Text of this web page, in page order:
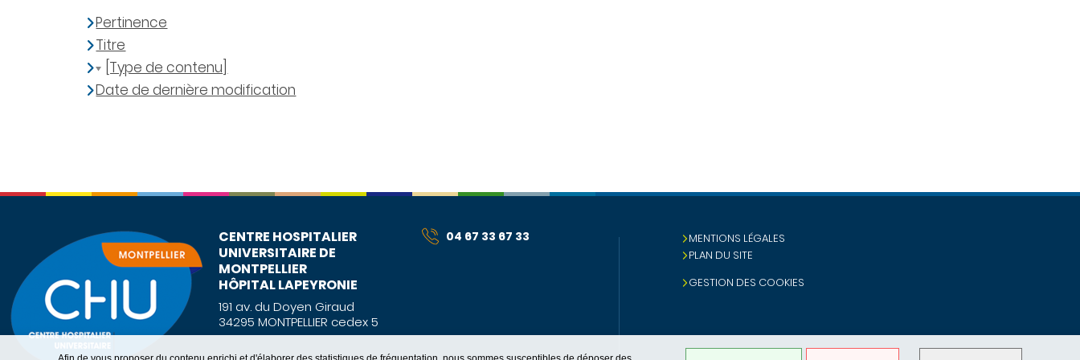
Pertinence
Titre
[Type de contenu]
Date de dernière modification
CENTRE HOSPITALIER
UNIVERSITAIRE DE
MONTPELLIER
HÔPITAL LAPEYRONIE
191 av. du Doyen Giraud
34295 MONTPELLIER cedex 5
04 67 33 67 33
MENTIONS LÉGALES
PLAN DU SITE
GESTION DES COOKIES